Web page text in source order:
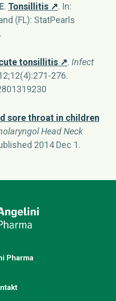
. Tonsillitis ↗. In:
(FL): StatPearls
tonsillitis ↗. Infect
276.
sore throat in children
Head Neck
2014 Dec 1.
Pharma